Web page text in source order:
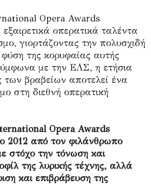
Opera Awards
οπερατικά ταλέντα
γιορτάζοντας την πολυσχιδή
της κορυφαίας αυτής
με την ΕΛΣ, η ετήσια
των βραβείων αποτελεί ένα
στη διεθνή οπερατική
Opera Awards
2012 από τον φιλάνθρωπο
στόχο την τόνωση και
της λυρικής τέχνης, αλλά
και επιβράβευση της